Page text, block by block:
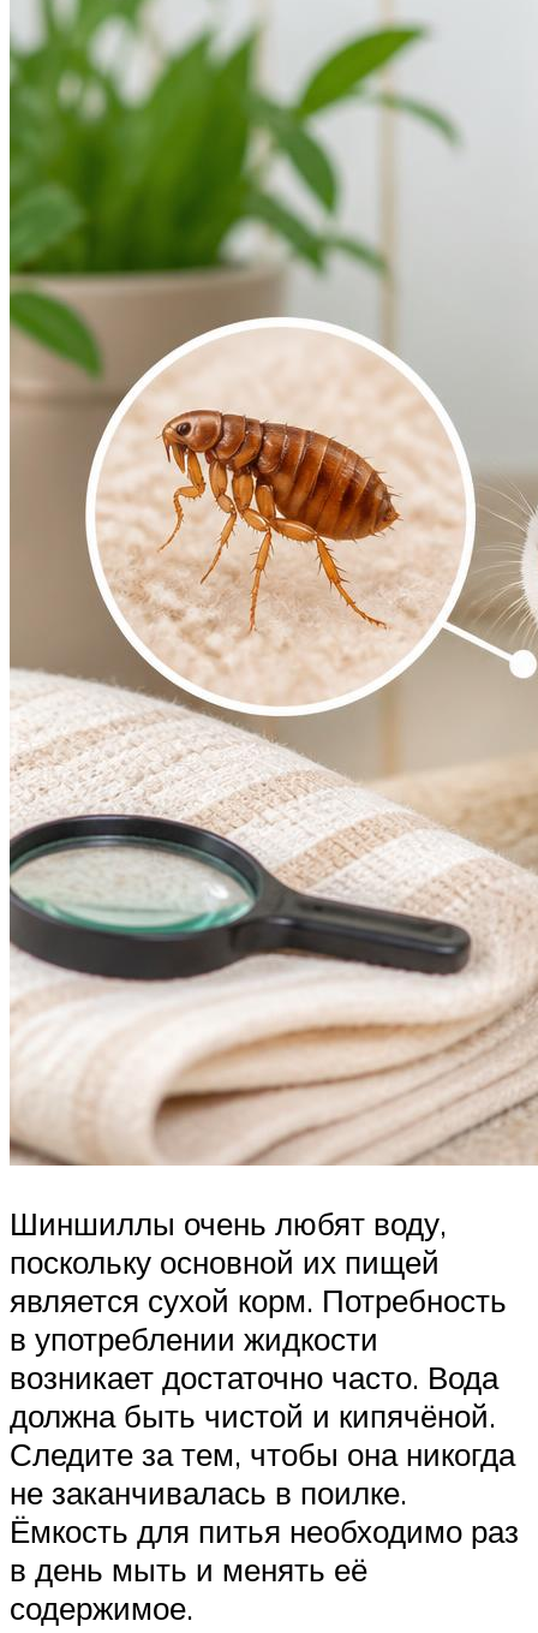
Шиншиллы очень любят воду,
поскольку основной их пищей
является сухой корм. Потребность
в употреблении жидкости
возникает достаточно часто. Вода
должна быть чистой и кипячёной.
Следите за тем, чтобы она никогда
не заканчивалась в поилке.
Ёмкость для питья необходимо раз
в день мыть и менять её
содержимое.